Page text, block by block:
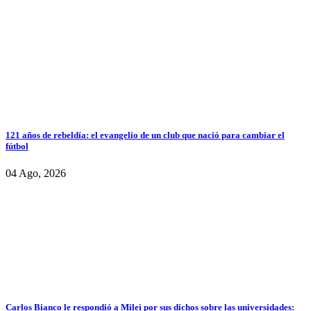
121 años de rebeldía: el evangelio de un club que nació para cambiar el
fútbol
04 Ago, 2026
Carlos Bianco le respondió a Milei por sus dichos sobre las universidades: